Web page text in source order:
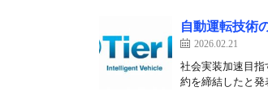
自動運転技術
2026.02.21
社会実装加速目
約を締結したと